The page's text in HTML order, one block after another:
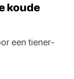
koude
een tiener-